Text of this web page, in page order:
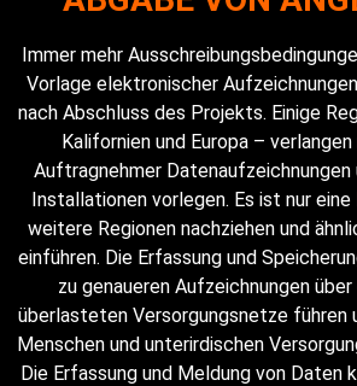
Immer mehr
Vorlage elektronischer
nach Abschluss des Projekts. Einige
Kalifornien und Europa – verlangen
Auftragnehmer
Installationen vorlegen. Es ist nur
weitere Regionen nachziehen und
einführen. Die Erfassung und
zu genaueren Aufzeichnungen
überlasteten Versorgungsnetze führen
Menschen und unterirdischen
Die Erfassung und Meldung von Daten